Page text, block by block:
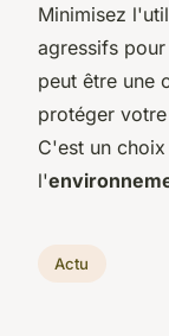
Minimisez
agressifs
peut être une
protéger
C'est un
l'
Actu